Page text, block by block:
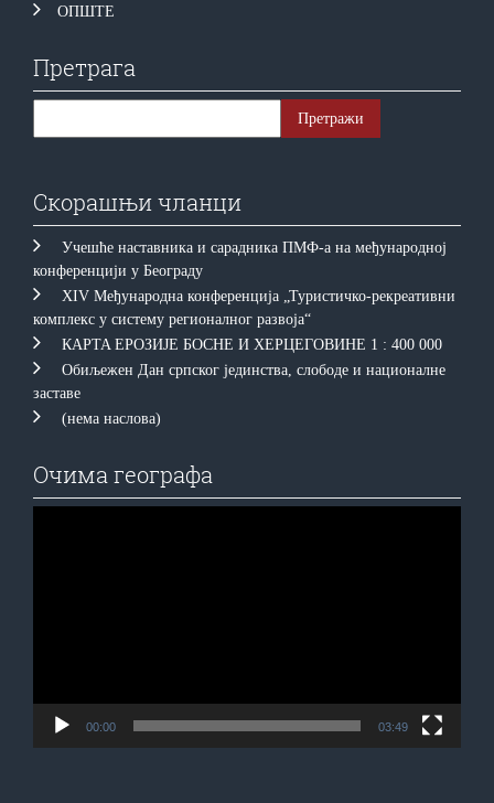
ОПШТЕ
Претрага
Скорашњи чланци
Учешће наставника и сарадника ПМФ-а на међународној
конференцији у Београду
XIV Међународна конференција „Туристичко-рекреативни
комплекс у систему регионалног развоја“
КAРTA EРOЗИJE БOСНE И ХEРЦEГOВИНE 1 : 400 000
Обиљежен Дан српског јединства, слободе и националне
заставе
(нема наслова)
Очима географа
00:00 03:49